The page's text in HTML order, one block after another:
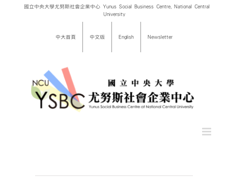
國立中央大學尤努斯社會企業中心 Yunus Social Business Centre, National Central
University
中大首頁 中文版 English Newsletter